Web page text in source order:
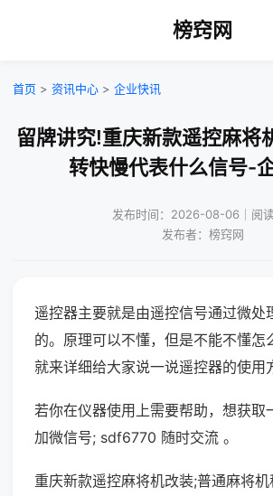
榜窍网
首页 > 资讯中心 > 企业快讯
留牌讲究!重庆新款遥控麻将
转快慢代表什么信号-
发布时间：2026-08-06｜阅
发布者：榜窍网
遥控器主要就是由遥控信号通过微处
的。原理可以不懂，但是不能不懂怎
就来详细给大家说一说遥控器的使用
若你在仪器使用上需要帮助，想获取
加微信号; sdf6770 随时交流 。
重庆新款遥控麻将机改装;普通麻将